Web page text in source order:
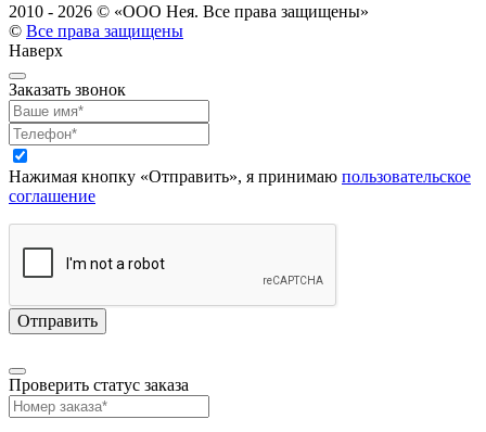
2010 - 2026 © «ООО Нея. Все права защищены»
© Все права защищены
Наверх
Заказать звонок
Нажимая кнопку «Отправить», я принимаю пользовательское
соглашение
Проверить статус заказа